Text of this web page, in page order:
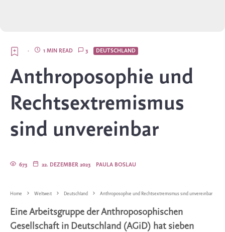
DEUTSCHLAND
3
1 MIN READ
·
Anthroposophie und
Rechtsextremismus
sind unvereinbar
PAULA BOSLAU
22. DEZEMBER 2023
673
Home Weltweit Deutschland Anthroposophie und Rechtsextremismus sind unvereinbar
Eine Arbeitsgruppe der Anthroposophischen
Gesellschaft in Deutschland (AGiD) hat sieben